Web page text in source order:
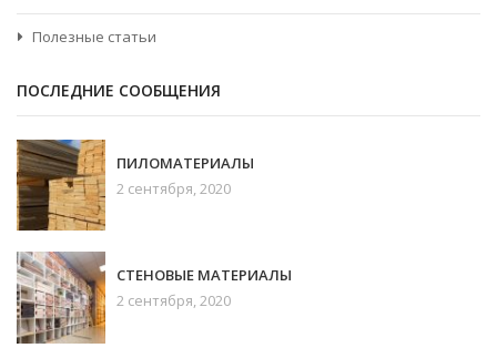
Полезные статьи
ПОСЛЕДНИЕ СООБЩЕНИЯ
ПИЛОМАТЕРИАЛЫ
2 сентября, 2020
СТЕНОВЫЕ МАТЕРИАЛЫ
2 сентября, 2020